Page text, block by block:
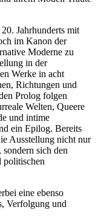
Jahrhunderts mit
im Kanon der
Moderne zu
in der
Werke in acht
Richtungen und
Prolog folgen
Welten, Queere
und intime
ein Epilog. Bereits
Ausstellung nicht nur
sich den
politischen
eine ebenso
Verfolgung und